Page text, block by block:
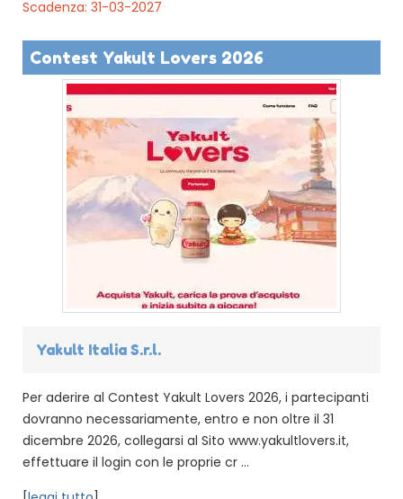
Scadenza: 31-03-2027
Contest Yakult Lovers 2026
Yakult Italia S.r.l.
Per aderire al Contest Yakult Lovers 2026, i partecipanti
dovranno necessariamente, entro e non oltre il 31
dicembre 2026, collegarsi al Sito www.yakultlovers.it,
effettuare il login con le proprie cr ...